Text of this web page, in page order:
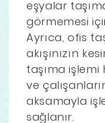
eşyalar
görmemesi
Ayrıca, ofis
akışınızın
taşıma işlemi
ve
aksamayla
sağlanır.